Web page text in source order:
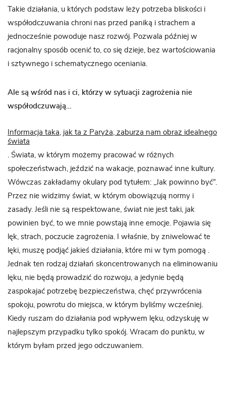
Takie działania, u których podstaw leży potrzeba bliskości i
współodczuwania chroni nas przed paniką i strachem a
jednocześnie powoduje nasz rozwój. Pozwala później w
racjonalny sposób ocenić to, co się dzieje, bez wartościowania
i sztywnego i schematycznego oceniania.
Ale są wśród nas i ci, którzy w sytuacji zagrożenia nie
współodczuwają…
Informacja taka, jak ta z Paryża, zaburza nam obraz idealnego
świata
. Świata, w którym możemy pracować w różnych
społeczeństwach, jeździć na wakacje, poznawać inne kultury.
Wówczas zakładamy okulary pod tytułem: „Jak powinno być”.
Przez nie widzimy świat, w którym obowiązują normy i
zasady. Jeśli nie są respektowane, świat nie jest taki, jak
powinien być, to we mnie powstają inne emocje. Pojawia się
lęk, strach, poczucie zagrożenia. I właśnie, by zniwelować te
lęki, muszę podjąć jakieś działania, które mi w tym pomogą .
Jednak ten rodzaj działań skoncentrowanych na eliminowaniu
lęku, nie będą prowadzić do rozwoju, a jedynie będą
zaspokajać potrzebę bezpieczeństwa, chęć przywrócenia
spokoju, powrotu do miejsca, w którym byliśmy wcześniej.
Kiedy ruszam do działania pod wpływem lęku, odzyskuję w
najlepszym przypadku tylko spokój. Wracam do punktu, w
którym byłam przed jego odczuwaniem.